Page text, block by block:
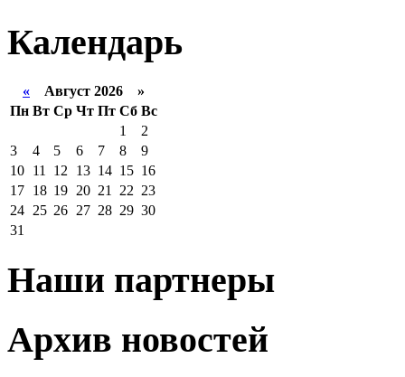
Календарь
« Август 2026 »
Пн Вт Ср Чт Пт Сб Вс
1
2
3
4 5 6 7 8
9
10 11 12 13 14 15 16
17 18 19 20 21 22 23
24 25 26 27 28 29 30
31
Наши партнеры
Архив новостей